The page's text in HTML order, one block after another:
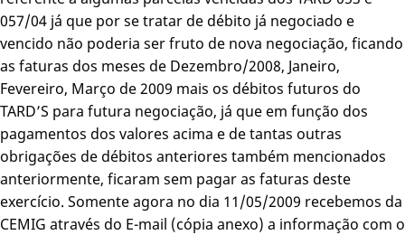
057/04 já que por se tratar de débito já negociado e
vencido não poderia ser fruto de nova negociação, ficando
as faturas dos meses de Dezembro/2008, Janeiro,
Fevereiro, Março de 2009 mais os débitos futuros do
TARD’S para futura negociação, já que em função dos
pagamentos dos valores acima e de tantas outras
obrigações de débitos anteriores também mencionados
anteriormente, ficaram sem pagar as faturas deste
exercício. Somente agora no dia 11/05/2009 recebemos da
CEMIG através do E-mail (cópia anexo) a informação com o